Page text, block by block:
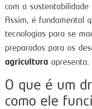
com a sustentabilidade
Assim, é fundamental
tecnologias para se
preparados para os
agricultura apresenta.
O que é um
como ele